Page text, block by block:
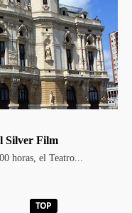
Silver Film
horas, el Teatro...
TOP